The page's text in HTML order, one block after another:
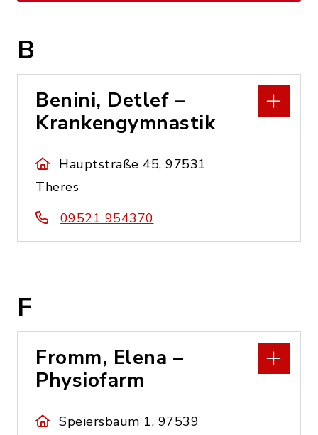
B
Benini, Detlef –
Krankengymnastik
Hauptstraße 45, 97531
Theres
09521 954370
F
Fromm, Elena –
Physiofarm
Speiersbaum 1, 97539